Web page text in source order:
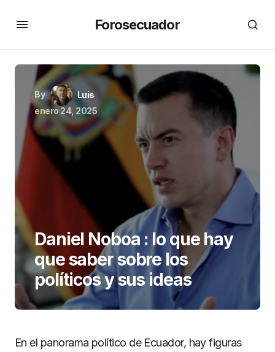
Forosecuador
By
Luis
enero 24, 2025
Daniel Noboa : lo que hay
que saber sobre los
políticos y sus ideas
En el panorama político de Ecuador, hay figuras